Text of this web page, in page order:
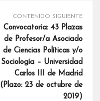
CONTENIDO SIGUIENTE
Convocatoria: 43 Plazas
de Profesor/a Asociado
de Ciencias Políticas y/o
Sociología – Universidad
Carlos III de Madrid
(Plazo: 23 de octubre de
2019)